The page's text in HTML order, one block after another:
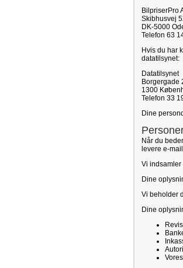
BilpriserPro
Skibhusvej
DK-5000
Telefon 63
Hvis du har
datatilsynet:
Datatilsynet
Borgergade
1300
Telefon 33
Dine
Når du
levere e-
Vi
Dine
Vi beholder
Dine